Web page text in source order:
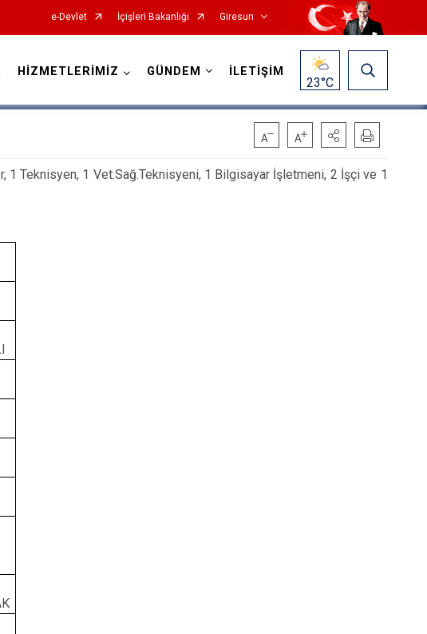
e-Devlet İçişleri Bakanlığı Giresun
HİZMETLERİMİZ GÜNDEM İLETİŞİM
23°C
Teknisyen, 1 Vet.Sağ.Teknisyeni, 1 Bilgisayar İşletmeni, 2 İşçi ve 1